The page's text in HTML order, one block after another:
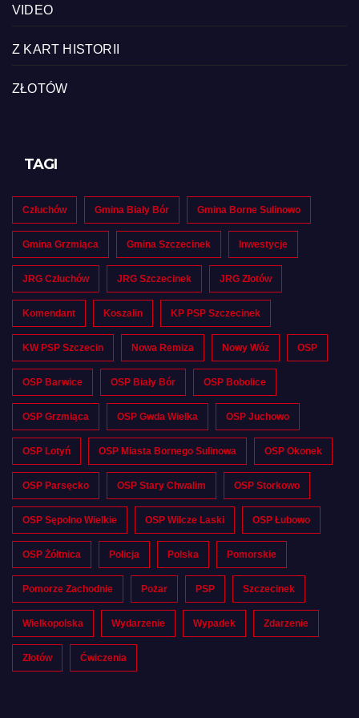
VIDEO
Z KART HISTORII
ZŁOTÓW
TAGI
Człuchów Gmina Biały Bór Gmina Borne Sulinowo
Gmina Grzmiąca Gmina Szczecinek Inwestycje
JRG Człuchów JRG Szczecinek JRG Złotów
Komendant Koszalin KP PSP Szczecinek
KW PSP Szczecin Nowa Remiza Nowy Wóz OSP
OSP Barwice OSP Biały Bór OSP Bobolice
OSP Grzmiąca OSP Gwda Wielka OSP Juchowo
OSP Lotyń OSP Miasta Bornego Sulinowa OSP Okonek
OSP Parsęcko OSP Stary Chwalim OSP Storkowo
OSP Sępolno Wielkie OSP Wilcze Laski OSP Łubowo
OSP Żółtnica Policja Polska Pomorskie
Pomorze Zachodnie Pożar PSP Szczecinek
Wielkopolska Wydarzenie Wypadek Zdarzenie
Złotów Ćwiczenia